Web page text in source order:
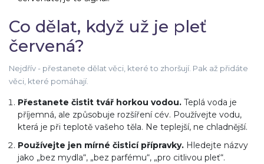
Co dělat, když už je pleť
červená?
Nejdřív - přestanete dělat věci, které to zhoršují. Pak až přidáte
věci, které pomáhají.
Přestanete čistit tvář horkou vodou. Teplá voda je
příjemná, ale způsobuje rozšíření cév. Používejte vodu,
která je při teplotě vašeho těla. Ne teplejší, ne chladnější.
Používejte jen mírné čisticí přípravky. Hledejte názvy
jako „bez mydla“, „bez parfému“, „pro citlivou pleť“.